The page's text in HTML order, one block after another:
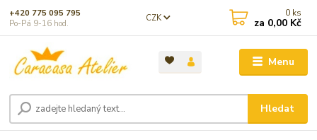
Menu
CZK
Hledat
+420 775 095 795
Po-Pá 9-16 hod.
0 ks
za 0,00 Kč